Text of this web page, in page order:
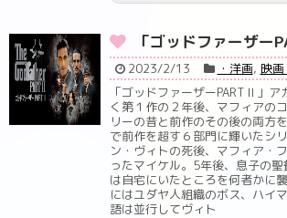
「ゴッドファーザー
2023/2/13 ・洋画, 映
「ゴッドファーザーPARTⅡ」
く第１作の２年後、マフィアの
リーの昔と前作のその後の両方
で前作を超す６部門に輝いたシ
ン・ヴィトの死後、マフィア・
ったマイケル。5年後、息子の
は自宅にいたところを何者かに
にはユダヤ人組織のボス、ハイ
語は並行してヴィト